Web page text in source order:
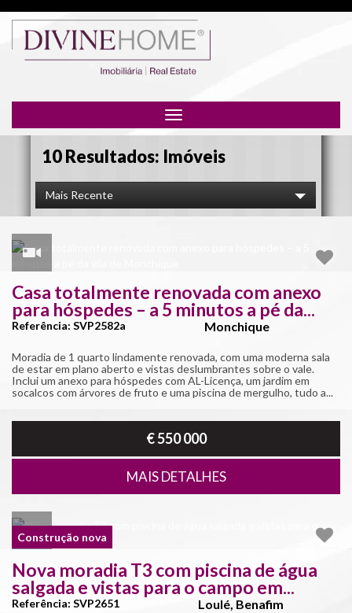
navigation
10 Resultados: Imóveis
Mais Recente
Casa totalmente renovada com anexo
para hóspedes – a 5 minutos a pé da...
Monchique
Referência: SVP2582a
Moradia de 1 quarto lindamente renovada, com uma moderna sala
de estar em plano aberto e vistas deslumbrantes sobre o vale.
Inclui um anexo para hóspedes com AL-Licença, um jardim em
socalcos com árvores de fruto e uma piscina de mergulho, tudo a...
€ 550 000
MAIS DETALHES
Construção nova
Nova moradia T3 com piscina de água
salgada e vistas para o campo em...
Loulé, Benafim
Referência: SVP2651